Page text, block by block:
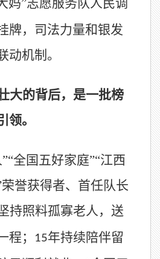
妈”志愿服务队人民调
牌，司法力量和银发
动机制。
大的背后，是一批榜
领。
全国五好家庭”“江西
誉获得者、首任队长
持照料孤寡老人，送
程；
15年持续陪伴留